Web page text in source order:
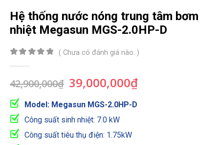
Hệ thống nước nóng trung tâm bơm
nhiệt Megasun MGS-2.0HP-D
( Chưa có đánh giá nào. )
42,900,000₫ Giá
gốc
là:
42,900,000₫.
39,000,000₫Giá
Model: Megasun MGS-2.0HP-D
Công suất sinh nhiệt: 7.0 kW
Công suất tiêu thụ điện: 1.75kW